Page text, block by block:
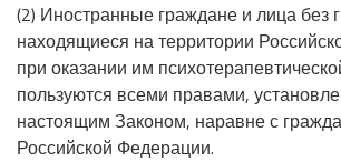
(2) Иностранные граждане и лица без
находящиеся на территории
при оказании им
пользуются всеми правами,
настоящим Законом, наравне с
Российской Федерации.